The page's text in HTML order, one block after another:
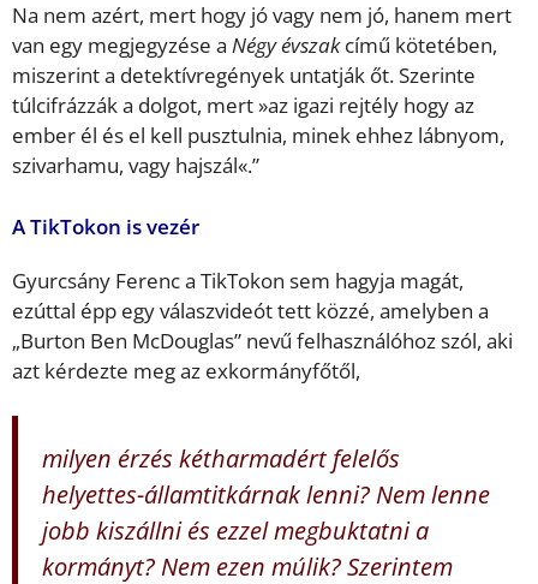
Na nem azért, mert hogy jó vagy nem jó, hanem mert
van egy megjegyzése a Négy évszakcímű kötetében,
miszerint a detektívregények untatják őt. Szerinte
túlcifrázzák a dolgot, mert »az igazi rejtély hogy az
ember él és el kell pusztulnia, minek ehhez lábnyom,
szivarhamu, vagy hajszál«.”
A TikTokon is vezér
Gyurcsány Ferenc a TikTokon sem hagyja magát,
ezúttal épp egy válaszvideót tett közzé, amelyben a
„Burton Ben McDouglas” nevű felhasználóhoz szól, aki
azt kérdezte meg az exkormányfőtől,
milyen érzés kétharmadért felelős
helyettes-államtitkárnak lenni? Nem lenne
jobb kiszállni és ezzel megbuktatni a
kormányt? Nem ezen múlik? Szerintem